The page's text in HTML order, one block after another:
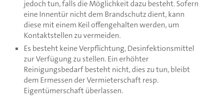
jedoch tun, falls die Möglichkeit dazu besteht. Sofern
eine Innentür nicht dem Brandschutz dient, kann
diese mit einem Keil offengehalten werden, um
Kontaktstellen zu vermeiden.
Es besteht keine Verpflichtung, Desinfektionsmittel
zur Verfügung zu stellen. Ein erhöhter
Reinigungsbedarf besteht nicht, dies zu tun, bleibt
dem Ermessen der Vermieterschaft resp.
Eigentümerschaft überlassen.